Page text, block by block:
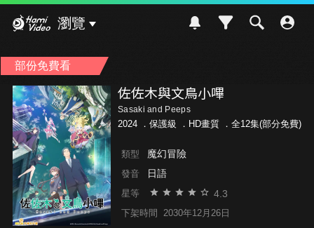
瀏覽
部份免費看
佐佐木與文鳥小嗶
Sasaki and Peeps
2024 ． 保護級 ．HD畫質 ．全12集(部分免費)
類型 魔幻冒險
發音 日語
星等 4.3
下架時間 2030年12月26日